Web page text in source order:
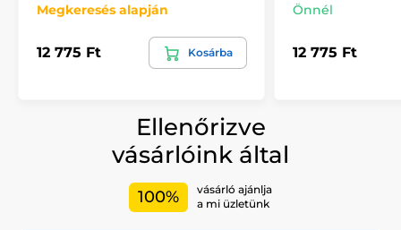
Megkeresés alapján
12 775 Ft Kosárba
Önnél
12 775 Ft
Ellenőrizve
vásárlóink által
100%
vásárló ajánlja
a mi üzletünk